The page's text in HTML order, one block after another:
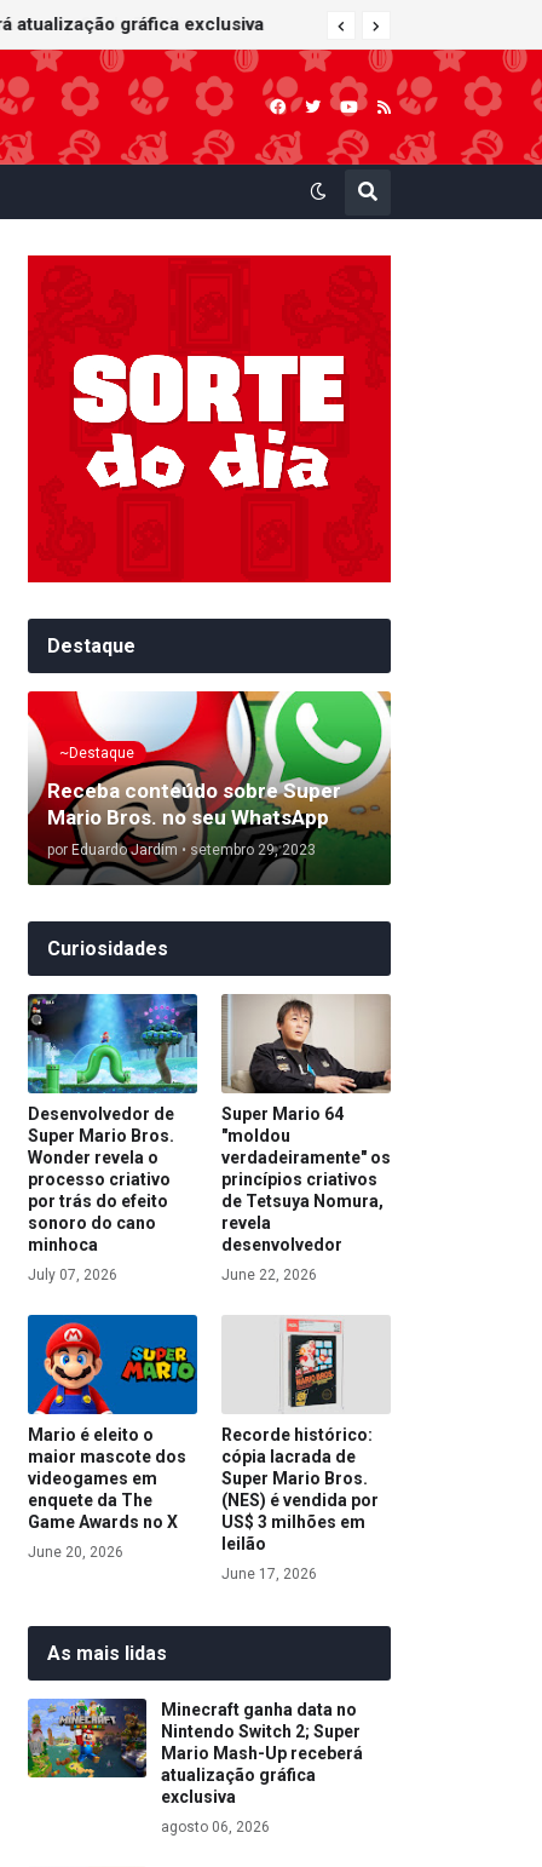
atualização gráfica exclusiva
Destaque
~Destaque
Receba conteúdo sobre Super
Mario Bros. no seu WhatsApp
por Eduardo Jardim • setembro 29, 2023
Curiosidades
Desenvolvedor de
Super Mario Bros.
Wonder revela o
processo criativo
por trás do efeito
sonoro do cano
minhoca
July 07, 2026
Super Mario 64
"moldou
verdadeiramente" os
princípios criativos
de Tetsuya Nomura,
revela
desenvolvedor
June 22, 2026
Mario é eleito o
maior mascote dos
videogames em
enquete da The
Game Awards no X
June 20, 2026
Recorde histórico:
cópia lacrada de
Super Mario Bros.
(NES) é vendida por
US$ 3 milhões em
leilão
June 17, 2026
As mais lidas
Minecraft ganha data no
Nintendo Switch 2; Super
Mario Mash-Up receberá
atualização gráfica
exclusiva
agosto 06, 2026